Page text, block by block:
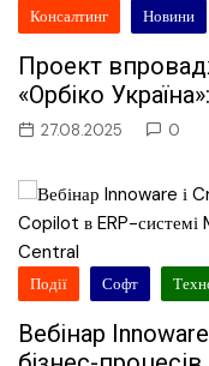
Консалтинг Новини
Проект
«Орбіко
27.08.2025 0
Події Софт
Вебінар